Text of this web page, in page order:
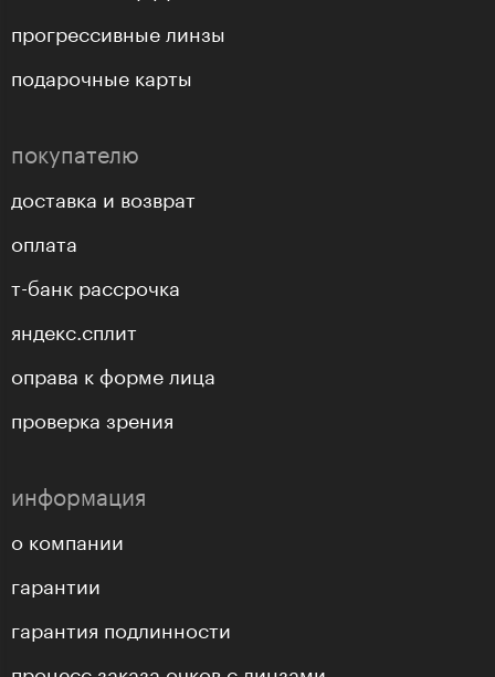
прогрессивные линзы
подарочные карты
покупателю
доставка и возврат
оплата
т-банк рассрочка
яндекс.сплит
оправа к форме лица
проверка зрения
информация
о компании
гарантии
гарантия подлинности